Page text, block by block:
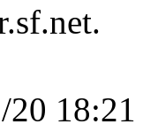
20 18:21